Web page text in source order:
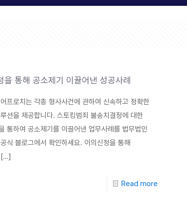
을 통해 공소제기 이끌어낸 성공사례
프로치는 각종 형사사건에 관하여 신속하고 정확한
션을 제공합니다. 스토킹범죄 불송치결정에 대한
통하여 공소제기를 이끌어낸 업무사례를 법무법인
식 블로그에서 확인하세요. 이의신청을 통해
[…]
Read more